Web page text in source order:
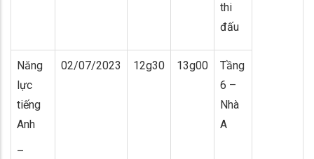
thi
đấu
Năng
lực
tiếng
Anh
–
02/07/2023 12g30 13g00
Tầng
6 –
Nhà
A